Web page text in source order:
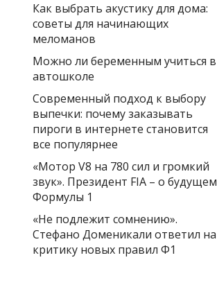
Как выбрать акустику для дома:
советы для начинающих
меломанов
Можно ли беременным учиться в
автошколе
Современный подход к выбору
выпечки: почему заказывать
пироги в интернете становится
все популярнее
«Мотор V8 на 780 сил и громкий
звук». Президент FIA – о будущем
Формулы 1
«Не подлежит сомнению».
Стефано Доменикали ответил на
критику новых правил Ф1